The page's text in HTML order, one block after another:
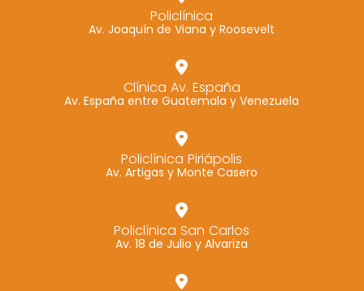
Policlínica
Av. Joaquín de Viana y Roosevelt
Clínica Av. España
Av. España entre Guatemala y Venezuela
Policlínica Piriápolis
Av. Artigas y Monte Casero
Policlínica San Carlos
Av. 18 de Julio y Alvariza